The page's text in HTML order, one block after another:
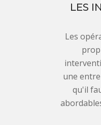
LES
Les
une
qu'il